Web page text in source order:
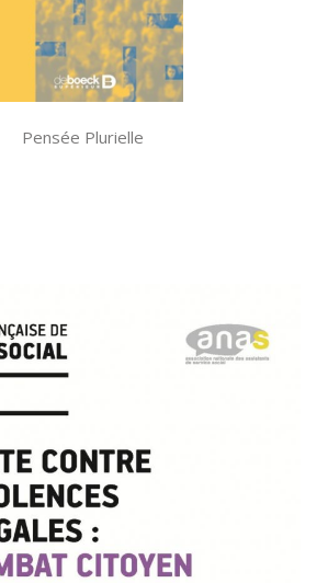
Pensée Plurielle